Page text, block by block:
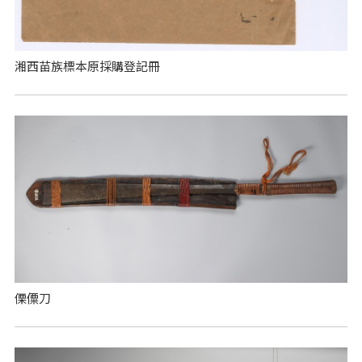
湘西苗族標本原採購登記冊
傈僳刀